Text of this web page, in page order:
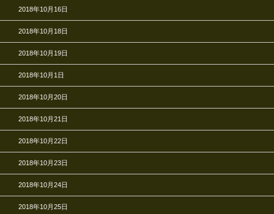
2018年10月16日
2018年10月18日
2018年10月19日
2018年10月1日
2018年10月20日
2018年10月21日
2018年10月22日
2018年10月23日
2018年10月24日
2018年10月25日